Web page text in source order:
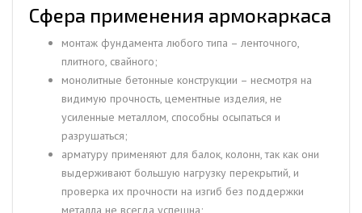
Сфера применения армокаркаса
монтаж фундамента любого типа – ленточного,
плитного, свайного;
монолитные бетонные конструкции – несмотря на
видимую прочность, цементные изделия, не
усиленные металлом, способны осыпаться и
разрушаться;
арматуру применяют для балок, колонн, так как они
выдерживают большую нагрузку перекрытий, и
проверка их прочности на изгиб без поддержки
металла не всегда успешна;